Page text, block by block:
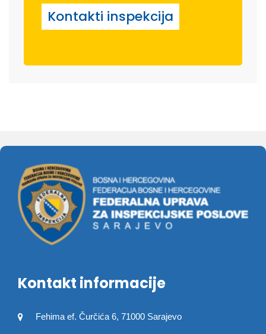
Kontakti inspekcija
Kontakt informacije
Fehima ef. Čurčića 6, 71000 Sarajevo